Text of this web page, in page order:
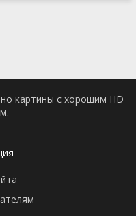
картины с хорошим HD